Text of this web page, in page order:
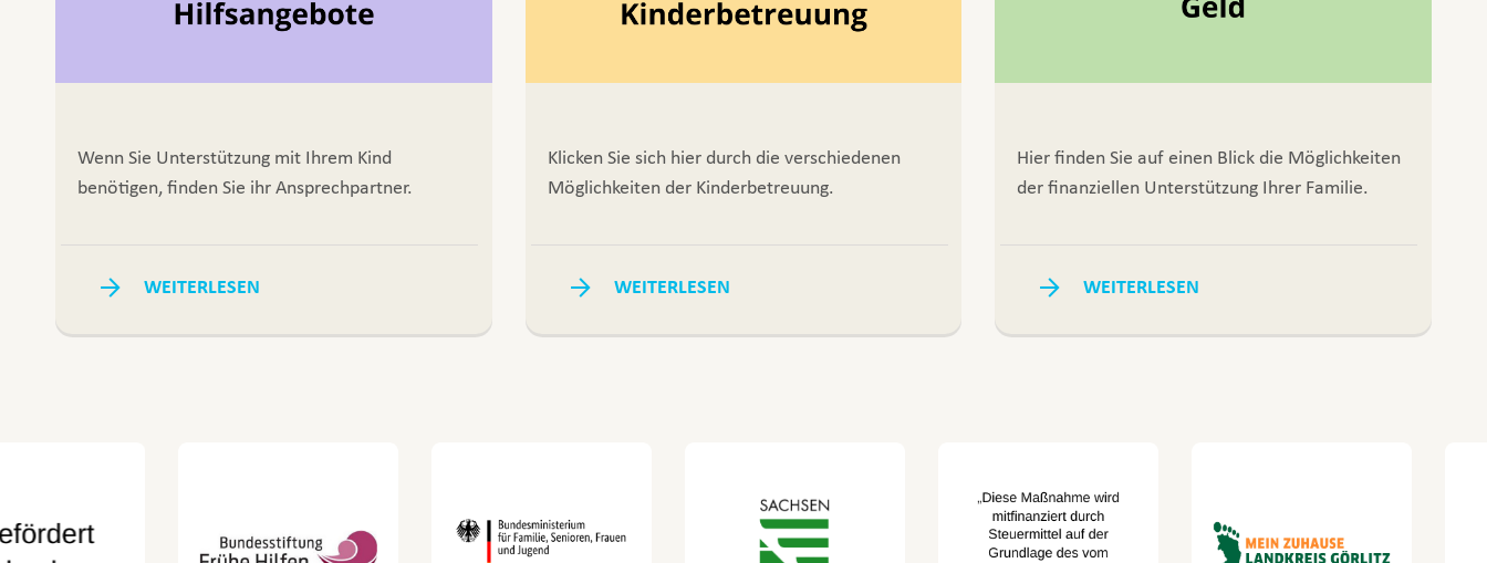
Wenn Sie Unterstützung mit Ihrem Kind
benötigen, finden Sie ihr Ansprechpartner.
WEITERLESEN
Klicken Sie sich hier durch die verschiedenen
Möglichkeiten der Kinderbetreuung.
WEITERLESEN
Hier finden Sie auf einen Blick die Möglichkeiten
der finanziellen Unterstützung Ihrer Familie.
WEITERLESEN